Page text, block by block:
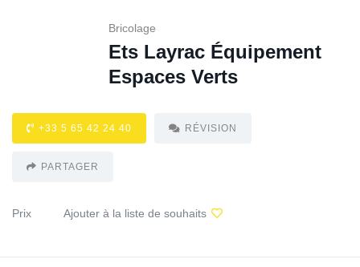
Bricolage
Ets Layrac Équipement
Espaces Verts
+33 5 65 42 24 40 RÉVISION
PARTAGER
Prix Ajouter à la liste de souhaits